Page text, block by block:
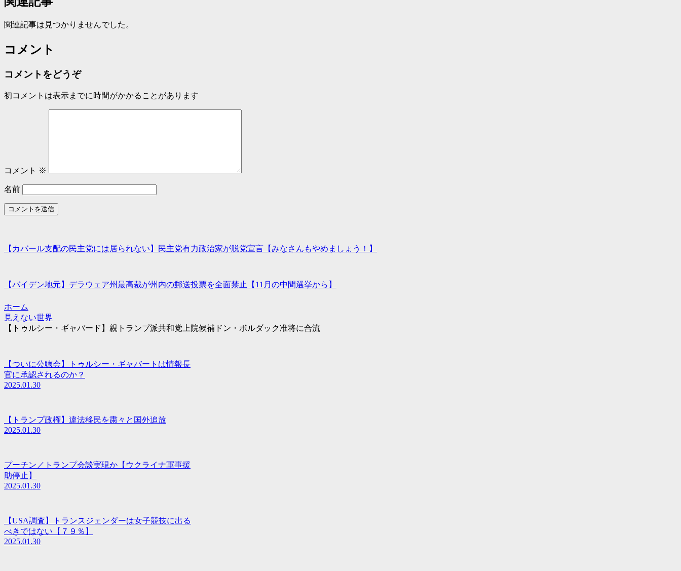
関連記事は見つかりませんでした。
コメント
コメントをどうぞ
初コメントは表示までに時間がかかることがあります
コメント ※
名前
【カバール支配の民主党には居られない】民主党有力政治家が脱党宣言【みなさんもやめましょう！】
【バイデン地元】デラウェア州最高裁が州内の郵送投票を全面禁止【11月の中間選挙から】
ホーム
見えない世界
【トゥルシー・ギャバード】親トランプ派共和党上院候補ドン・ボルダック准将に合流
【ついに公聴会】トゥルシー・ギャバートは情報長
官に承認されるのか？
2025.01.30
【トランプ政権】違法移民を粛々と国外追放
2025.01.30
プーチン／トランプ会談実現か【ウクライナ軍事援
助停止】
2025.01.30
【USA調査】トランスジェンダーは女子競技に出る
べきではない【７９％】
2025.01.30